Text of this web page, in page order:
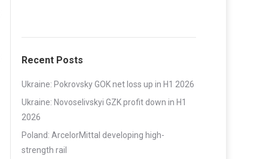
Recent Posts
Ukraine: Pokrovsky GOK net loss up in H1 2026
Ukraine: Novoselivskyi GZK profit down in H1
2026
Poland: ArcelorMittal developing high-
strength rail